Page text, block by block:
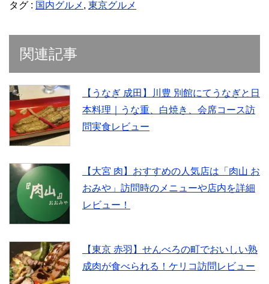
タグ : 国内グルメ , 東京グルメ
関連記事
【うなぎ 成田】川豊 別館にてうなぎと日
本料理｜うな重、白焼き、会席コース訪
問実食レビュー
【大宮 肉】おすすめの人気店は「肉山 お
おみや」訪問時のメニューや店内を詳細
レビュー！
【東京 赤羽】せんべろの町でおいしい熟
成肉が食べられる！ケリコ訪問レビュー